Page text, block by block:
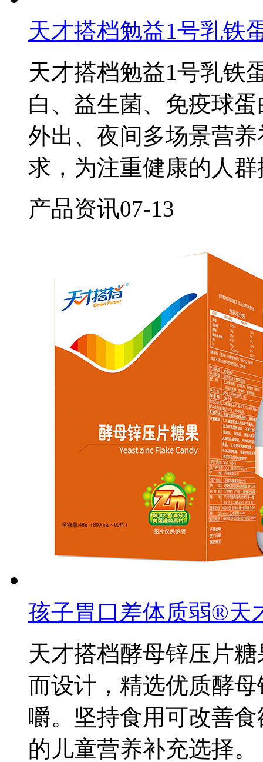
天才搭档勉益1号乳铁
天才搭档勉益1号乳铁
白、益生菌、免疫球
外出、夜间多场景营
求，为注重健康的人
产品资讯07-13
孩子胃口差体质弱®天
天才搭档酵母锌压片
而设计，精选优质酵
嚼。坚持食用可改善
的儿童营养补充选择。